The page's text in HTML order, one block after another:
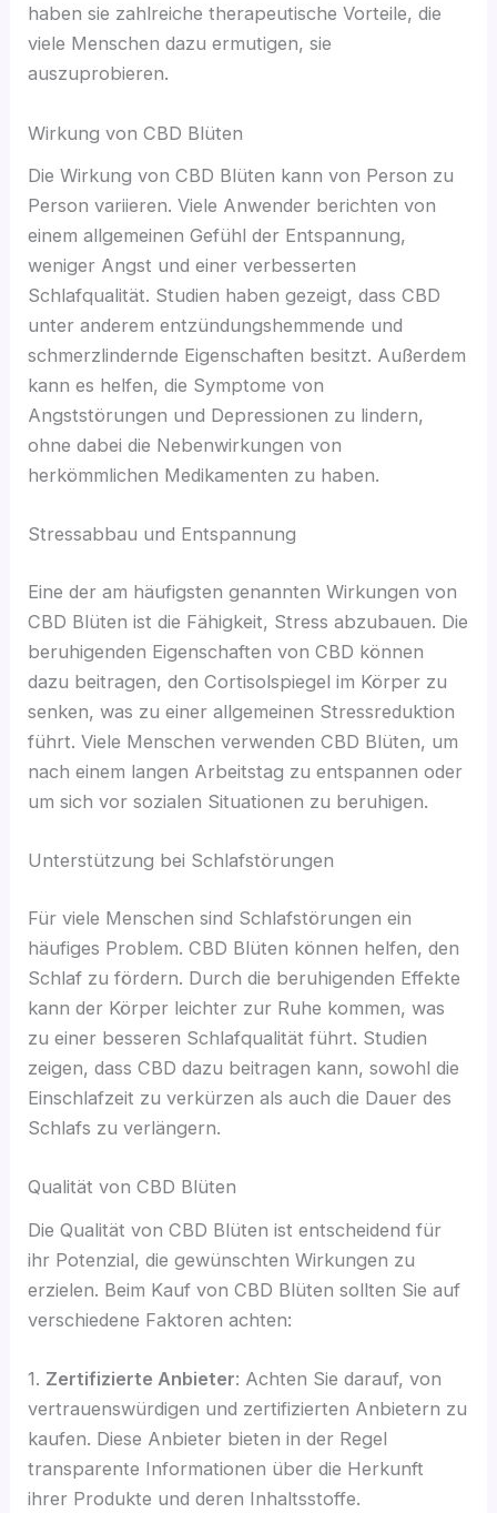
haben sie zahlreiche therapeutische Vorteile, die
viele Menschen dazu ermutigen, sie
auszuprobieren.
Wirkung von CBD Blüten
Die Wirkung von CBD Blüten kann von Person zu
Person variieren. Viele Anwender berichten von
einem allgemeinen Gefühl der Entspannung,
weniger Angst und einer verbesserten
Schlafqualität. Studien haben gezeigt, dass CBD
unter anderem entzündungshemmende und
schmerzlindernde Eigenschaften besitzt. Außerdem
kann es helfen, die Symptome von
Angststörungen und Depressionen zu lindern,
ohne dabei die Nebenwirkungen von
herkömmlichen Medikamenten zu haben.
Stressabbau und Entspannung
Eine der am häufigsten genannten Wirkungen von
CBD Blüten ist die Fähigkeit, Stress abzubauen. Die
beruhigenden Eigenschaften von CBD können
dazu beitragen, den Cortisolspiegel im Körper zu
senken, was zu einer allgemeinen Stressreduktion
führt. Viele Menschen verwenden CBD Blüten, um
nach einem langen Arbeitstag zu entspannen oder
um sich vor sozialen Situationen zu beruhigen.
Unterstützung bei Schlafstörungen
Für viele Menschen sind Schlafstörungen ein
häufiges Problem. CBD Blüten können helfen, den
Schlaf zu fördern. Durch die beruhigenden Effekte
kann der Körper leichter zur Ruhe kommen, was
zu einer besseren Schlafqualität führt. Studien
zeigen, dass CBD dazu beitragen kann, sowohl die
Einschlafzeit zu verkürzen als auch die Dauer des
Schlafs zu verlängern.
Qualität von CBD Blüten
Die Qualität von CBD Blüten ist entscheidend für
ihr Potenzial, die gewünschten Wirkungen zu
erzielen. Beim Kauf von CBD Blüten sollten Sie auf
verschiedene Faktoren achten:
1. Zertifizierte Anbieter: Achten Sie darauf, von
vertrauenswürdigen und zertifizierten Anbietern zu
kaufen. Diese Anbieter bieten in der Regel
transparente Informationen über die Herkunft
ihrer Produkte und deren Inhaltsstoffe.